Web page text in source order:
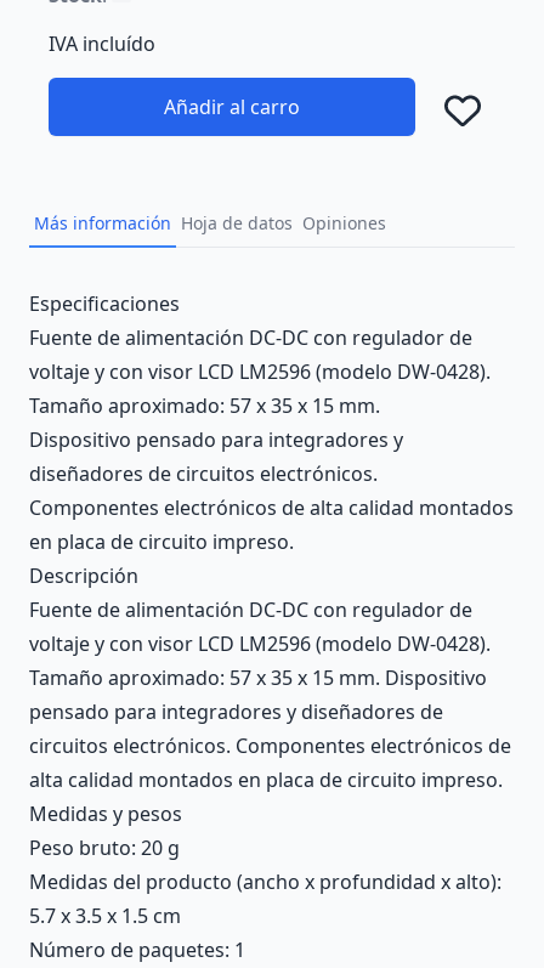
IVA incluído
Añadir al carro
Más información Hoja de datos Opiniones
Description
Especificaciones
Fuente de alimentación DC-DC con regulador de
voltaje y con visor LCD LM2596 (modelo DW-0428).
Tamaño aproximado: 57 x 35 x 15 mm.
Dispositivo pensado para integradores y
diseñadores de circuitos electrónicos.
Componentes electrónicos de alta calidad montados
en placa de circuito impreso.
Descripción
Fuente de alimentación DC-DC con regulador de
voltaje y con visor LCD LM2596 (modelo DW-0428).
Tamaño aproximado: 57 x 35 x 15 mm. Dispositivo
pensado para integradores y diseñadores de
circuitos electrónicos. Componentes electrónicos de
alta calidad montados en placa de circuito impreso.
Medidas y pesos
Peso bruto: 20 g
Medidas del producto (ancho x profundidad x alto):
5.7 x 3.5 x 1.5 cm
Número de paquetes: 1